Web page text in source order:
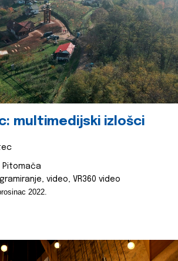
multimedijski izlošci
Pitomača
video, VR360 video
2022.